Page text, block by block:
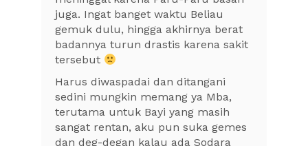
juga. Ingat banget waktu Beliau
gemuk dulu, hingga akhirnya berat
badannya turun drastis karena sakit
tersebut
Harus diwaspadai dan ditangani
sedini mungkin memang ya Mba,
terutama untuk Bayi yang masih
sangat rentan, aku pun suka gemes
dan deg-degan kalau ada Sodara